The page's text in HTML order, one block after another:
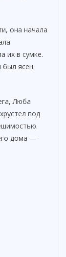
она начала
их в сумке.
был ясен.
Люба
под
дома —